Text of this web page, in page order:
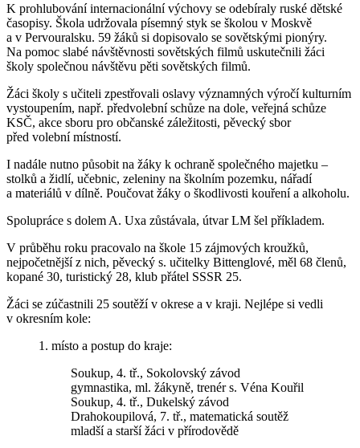
K prohlubování internacionální výchovy se odebíraly ruské dětské
časopisy. Škola udržovala písemný styk se školou v Moskvě
a v Pervouralsku. 59 žáků si dopisovalo se sovětskými pionýry.
Na pomoc slabé návštěvnosti sovětských filmů uskutečnili žáci
školy společnou návštěvu pěti sovětských filmů.
Žáci školy s učiteli zpestřovali oslavy významných výročí kulturním
vystoupením, např. předvolební schůze na dole, veřejná schůze
KSČ, akce sboru pro občanské záležitosti, pěvecký sbor
před volební místností.
I nadále nutno působit na žáky k ochraně společného majetku –
stolků a židlí, učebnic, zeleniny na školním pozemku, nářadí
a materiálů v dílně. Poučovat žáky o škodlivosti kouření a alkoholu.
Spolupráce s dolem A. Uxa zůstávala, útvar LM šel příkladem.
V průběhu roku pracovalo na škole 15 zájmových kroužků,
nejpočetnější z nich, pěvecký s. učitelky Bittenglové, měl 68 členů,
kopané 30, turistický 28, klub přátel SSSR 25.
Žáci se zúčastnili 25 soutěží v okrese a v kraji. Nejlépe si vedli
v okresním kole:
1. místo a postup do kraje:
Soukup, 4. tř., Sokolovský závod
gymnastika, ml. žákyně, trenér s. Véna Kouřil
Soukup, 4. tř., Dukelský závod
Drahokoupilová, 7. tř., matematická soutěž
mladší a starší žáci v přírodovědě